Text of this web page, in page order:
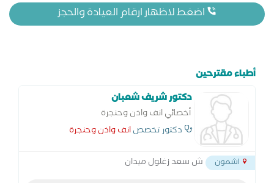
اضغط لاظهار ارقام العيادة والحجز
أطباء مقترحين
دكتور شريف شعبان
أخصائي انف واذن وحنجرة
دكتور تخصصانف واذن وحنجرة
اشمون ش سعد زغلول ميدان